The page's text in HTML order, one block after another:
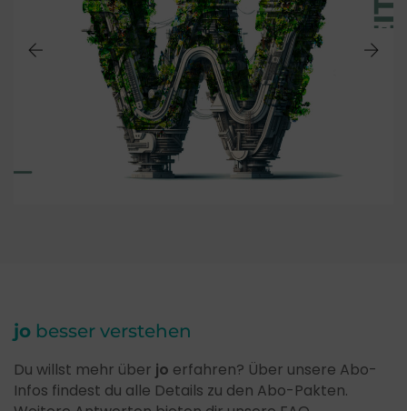
jo besser verstehen
Du willst mehr über jo erfahren? Über unsere Abo-
Infos findest du alle Details zu den Abo-Pakten.